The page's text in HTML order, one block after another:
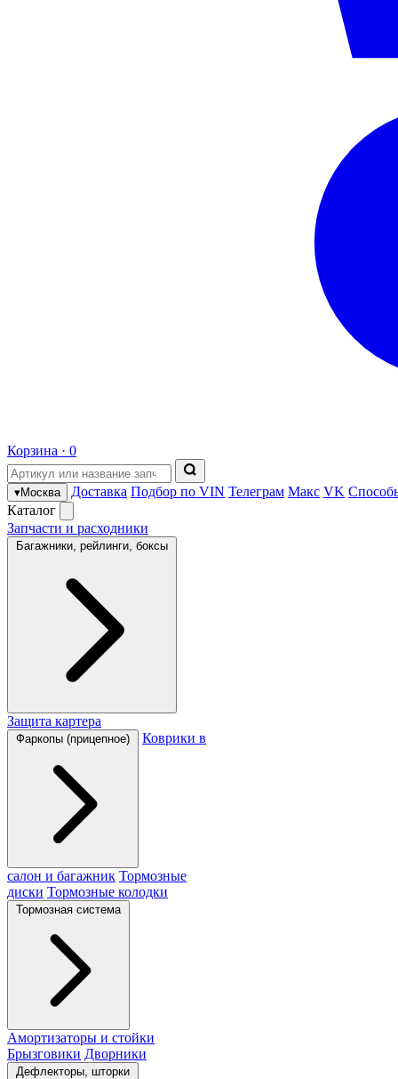
Корзина · 0
▾Москва Доставка Подбор по VIN Телеграм Макс VK
Каталог
Запчасти и расходники
Багажники, рейлинги, боксы
Защита картера
Фаркопы (прицепное) Коврики в
салон и багажник Тормозные
диски Тормозные колодки
Тормозная система
Амортизаторы и стойки
Брызговики Дворники
Дефлекторы, шторки